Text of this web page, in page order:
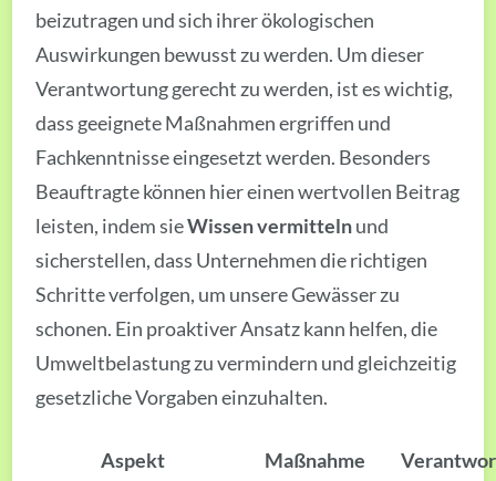
beizutragen und sich ihrer ökologischen
Auswirkungen bewusst zu werden. Um dieser
Verantwortung gerecht zu werden, ist es wichtig,
dass geeignete Maßnahmen ergriffen und
Fachkenntnisse eingesetzt werden. Besonders
Beauftragte können hier einen wertvollen Beitrag
leisten, indem sieWissen vermittelnund
sicherstellen, dass Unternehmen die richtigen
Schritte verfolgen, um unsere Gewässer zu
schonen. Ein proaktiver Ansatz kann helfen, die
Umweltbelastung zu vermindern und gleichzeitig
gesetzliche Vorgaben einzuhalten.
Aspekt Maßnahme